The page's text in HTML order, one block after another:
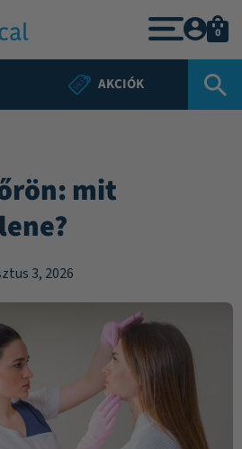
AKCIÓK
0
mit
3, 2026